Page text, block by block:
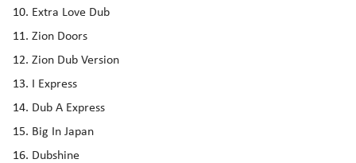
Extra Love Dub
Zion Doors
Zion Dub Version
I Express
Dub A Express
Big In Japan
Dubshine